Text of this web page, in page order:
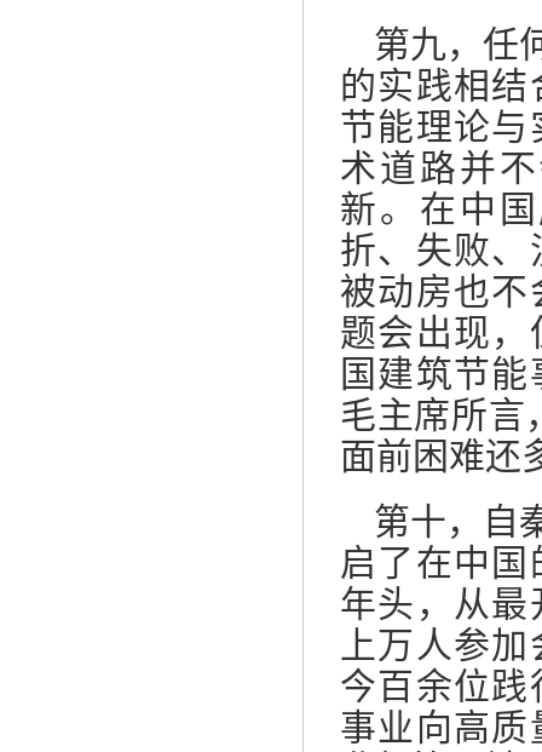
第九，任
的实践相
节能理论与
术道路并
新。在中
折、失败、
被动房也不
题会出现，
国建筑节
毛主席所言
面前困难还
第十，自
启了在中
年头，从最
上万人参
今百余位践
事业向高质